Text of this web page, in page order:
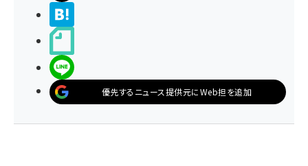
優先するニュース提供元にWeb担を追加